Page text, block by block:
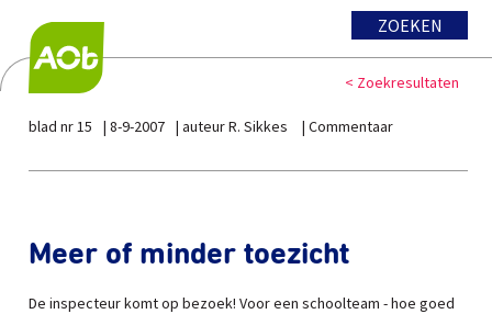
ZOEKEN
< Zoekresultaten
blad nr 15 8-9-2007 auteur R. Sikkes Commentaar
Meer of minder toezicht
De inspecteur komt op bezoek! Voor een schoolteam - hoe goed